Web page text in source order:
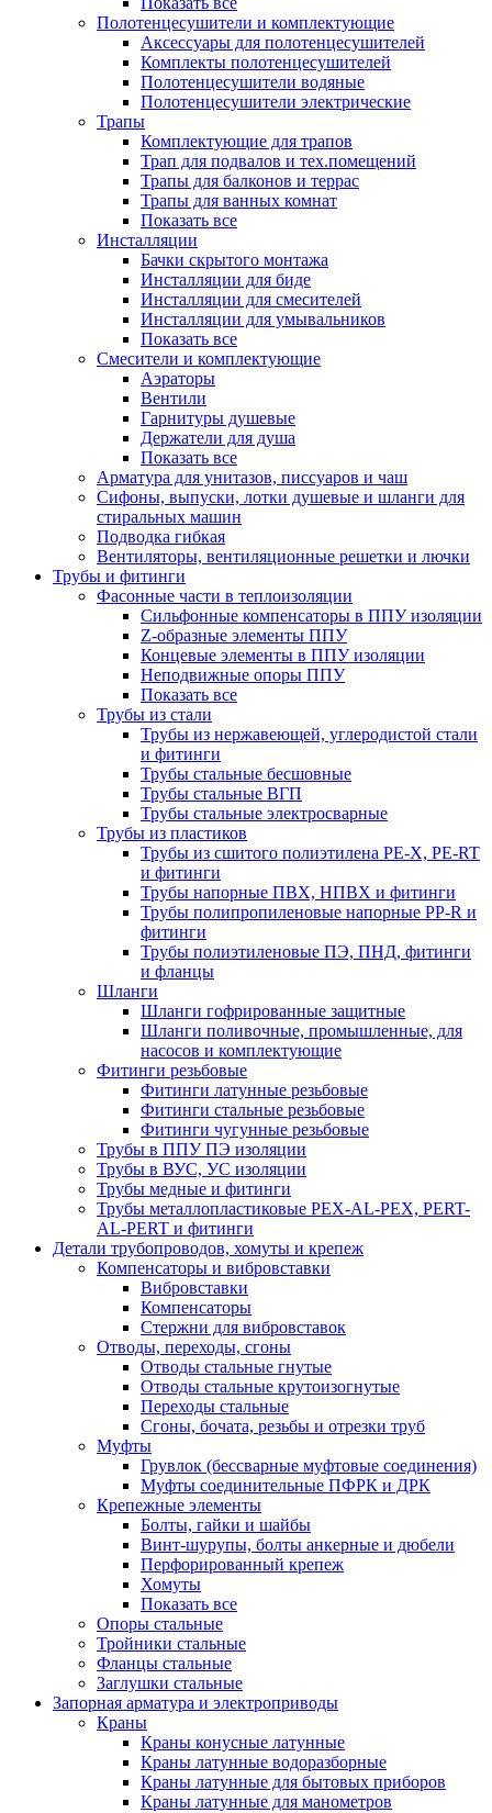
Полотенцесушители и комплектующие
Аксессуары для полотенцесушителей
Комплекты полотенцесушителей
Полотенцесушители водяные
Полотенцесушители электрические
Трапы
Комплектующие для трапов
Трап для подвалов и тех.помещений
Трапы для балконов и террас
Трапы для ванных комнат
Показать все
Инсталляции
Бачки скрытого монтажа
Инсталляции для биде
Инсталляции для смесителей
Инсталляции для умывальников
Показать все
Смесители и комплектующие
Аэраторы
Вентили
Гарнитуры душевые
Держатели для душа
Показать все
Арматура для унитазов, писсуаров и чаш
Сифоны, выпуски, лотки душевые и шланги для
стиральных машин
Подводка гибкая
Вентиляторы, вентиляционные решетки и лючки
Трубы и фитинги
Фасонные части в теплоизоляции
Cильфонные компенсаторы в ППУ изоляции
Z-образные элементы ППУ
Концевые элементы в ППУ изоляции
Неподвижные опоры ППУ
Показать все
Трубы из стали
Трубы из нержавеющей, углеродистой стали
и фитинги
Трубы стальные бесшовные
Трубы стальные ВГП
Трубы стальные электросварные
Трубы из пластиков
Трубы из сшитого полиэтилена PE-X, PE-RT
и фитинги
Трубы напорные ПВХ, НПВХ и фитинги
Трубы полипропиленовые напорные PP-R и
фитинги
Трубы полиэтиленовые ПЭ, ПНД, фитинги
и фланцы
Шланги
Шланги гофрированные защитные
Шланги поливочные, промышленные, для
насосов и комплектующие
Фитинги резьбовые
Фитинги латунные резьбовые
Фитинги стальные резьбовые
Фитинги чугунные резьбовые
Трубы в ППУ ПЭ изоляции
Трубы в ВУС, УС изоляции
Трубы медные и фитинги
Трубы металлопластиковые PEX-AL-PEX, PERT-
AL-PERT и фитинги
Детали трубопроводов, хомуты и крепеж
Компенсаторы и вибровставки
Вибровставки
Компенсаторы
Стержни для вибровставок
Отводы, переходы, сгоны
Отводы стальные гнутые
Отводы стальные крутоизогнутые
Переходы стальные
Сгоны, бочата, резьбы и отрезки труб
Муфты
Грувлок (бессварные муфтовые соединения)
Муфты соединительные ПФРК и ДРК
Крепежные элементы
Болты, гайки и шайбы
Винт-шурупы, болты анкерные и дюбели
Перфорированный крепеж
Хомуты
Показать все
Опоры стальные
Тройники стальные
Фланцы стальные
Заглушки стальные
Запорная арматура и электроприводы
Краны
Краны конусные латунные
Краны латунные водоразборные
Краны латунные для бытовых приборов
Краны латунные для манометров